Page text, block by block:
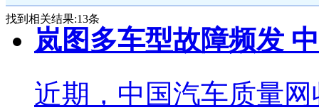
找到相关结果:13条
岚图多车型故障频发
近期，中国汽车质量